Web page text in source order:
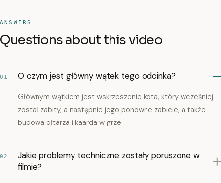
ANSWERS
Questions about this video
01 O czym jest główny wątek tego odcinka?
Głównym wątkiem jest wskrzeszenie kota, który wcześniej
został zabity, a następnie jego ponowne zabicie, a także
budowa ołtarza i kaarda w grze.
02
Jakie problemy techniczne zostały poruszone w
filmie?